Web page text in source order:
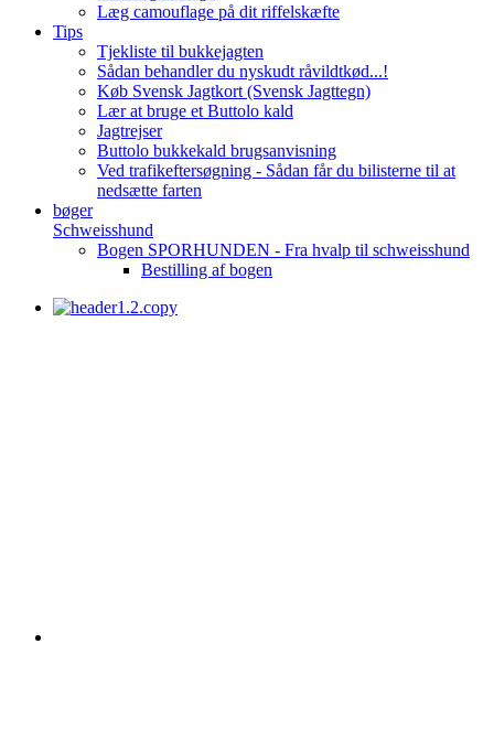
Læg camouflage på dit riffelskæfte
Tips
Tjekliste til bukkejagten
Sådan behandler du nyskudt råvildtkød...!
Køb Svensk Jagtkort (Svensk Jagttegn)
Lær at bruge et Buttolo kald
Jagtrejser
Buttolo bukkekald brugsanvisning
Ved trafikeftersøgning - Sådan får du bilisterne til at
nedsætte farten
bøger
Schweisshund
Bogen SPORHUNDEN - Fra hvalp til schweisshund
Bestilling af bogen